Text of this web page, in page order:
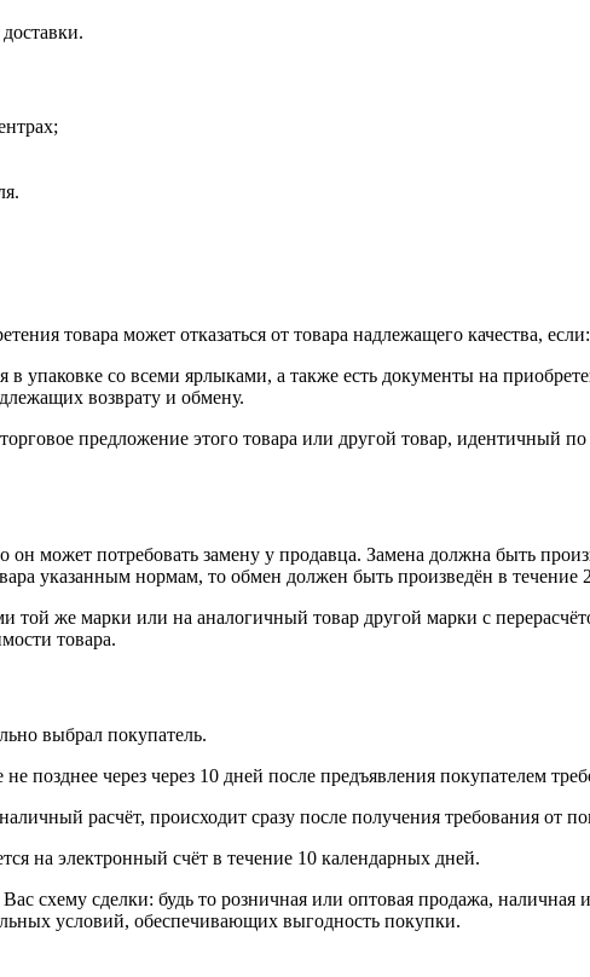
товара может отказаться от товара надлежащего качества, если:
упаковке со всеми ярлыками, а также есть документы на
возврату и обмену.
предложение этого товара или другой товар, идентичный
может потребовать замену у продавца. Замена должна быть
указанным нормам, то обмен должен быть произведён в течение
той же марки или на аналогичный товар другой марки с
товара.
выбрал покупатель.
позднее через через 10 дней после предъявления покупателем
расчёт, происходит сразу после получения требования от
на электронный счёт в течение 10 календарных дней.
сделки: будь то розничная или оптовая продажа, наличная
условий, обеспечивающих выгодность покупки.